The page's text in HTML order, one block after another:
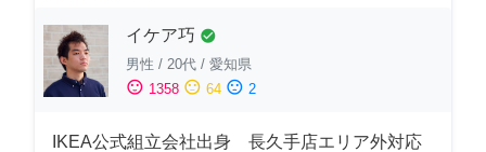
イケア巧 check_circle
男性 / 20代 / 愛知県
sentiment_satisfied 1358 sentiment_neutral 64 sentiment_dissatisfied 2
IKEA公式組立会社出身 長久手店エリア外対応